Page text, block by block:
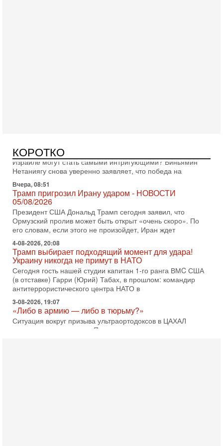
КОРОТКО
«Нетаниягу вечен?» — почему предстоящие выборы в
Израиле могут стать самыми интригующими? Биньямин
Нетаниягу снова уверенно заявляет, что победа на
Вчера, 08:51
Трамп пригрозил Ирану ударом - НОВОСТИ
05/08/2026
Президент США Дональд Трамп сегодня заявил, что
Ормузский пролив может быть открыт «очень скоро». По
его словам, если этого не произойдет, Иран ждет
4-08-2026, 20:08
Трамп выбирает подходящий момент для удара!
Украину никогда не примут в НАТО
Сегодня гость нашей студии капитан 1-го ранга ВМC США
(в отставке) Гарри (Юрий) Табах, в прошлом: командир
антитеррористического центра НАТО в
3-08-2026, 19:07
«Либо в армию — либо в тюрьму?»
Ситуация вокруг призыва ультраортодоксов в ЦАХАЛ
достигла точки кипения. Попытки принять закон,